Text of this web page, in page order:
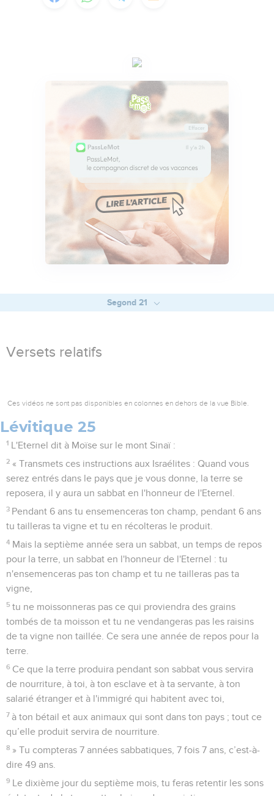
Segond 21
Versets relatifs
Ces vidéos ne sont pas disponibles en colonnes en dehors de la vue Bible.
Lévitique 25
1 L'Eternel dit à Moïse sur le mont Sinaï :
2 « Transmets ces instructions aux Israélites : Quand vous
serez entrés dans le pays que je vous donne, la terre se
reposera, il y aura un sabbat en l'honneur de l'Eternel.
3 Pendant 6 ans tu ensemenceras ton champ, pendant 6 ans
tu tailleras ta vigne et tu en récolteras le produit.
4 Mais la septième année sera un sabbat, un temps de repos
pour la terre, un sabbat en l'honneur de l'Eternel : tu
n'ensemenceras pas ton champ et tu ne tailleras pas ta
vigne,
5 tu ne moissonneras pas ce qui proviendra des grains
tombés de ta moisson et tu ne vendangeras pas les raisins
de ta vigne non taillée. Ce sera une année de repos pour la
terre.
6 Ce que la terre produira pendant son sabbat vous servira
de nourriture, à toi, à ton esclave et à ta servante, à ton
salarié étranger et à l'immigré qui habitent avec toi,
7 à ton bétail et aux animaux qui sont dans ton pays ; tout ce
qu’elle produit servira de nourriture.
8 » Tu compteras 7 années sabbatiques, 7 fois 7 ans, c’est-à-
dire 49 ans.
9
Le dixième jour du septième mois, tu feras retentir les sons